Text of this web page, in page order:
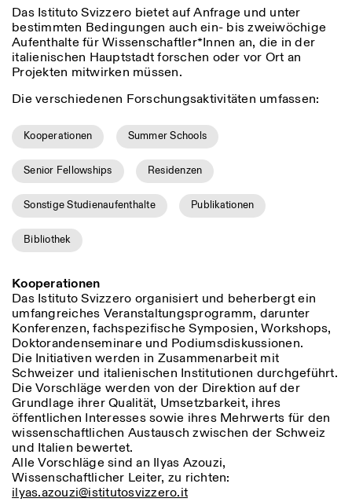
ISTITUTO SVIZZERO
MAILAND
Sede di Milano
ÖFFNUNGSZEITEN DER
AUSSTELLUNG:
I’ll miss you when I scroll
away
Montag/Freitag: 11:00–
17:00
Donnerstag: 11:00–20:00
Samstag: 14:00–18:00
Sonntag: geschlossen
Das Istituto Svizzero bietet auf Anfrage und unter
bestimmten Bedingungen auch ein- bis zweiwöchige
Aufenthalte für Wissenschaftler*Innen an, die in der
italienischen Hauptstadt forschen oder vor Ort an
Projekten mitwirken müssen.
Die verschiedenen Forschungsaktivitäten umfassen:
Kooperationen Summer Schools
Senior Fellowships Residenzen
Sonstige Studienaufenthalte Publikationen
Bibliothek
Kooperationen
Das Istituto Svizzero organisiert und beherbergt ein
umfangreiches Veranstaltungsprogramm, darunter
Konferenzen, fachspezifische Symposien, Workshops,
Doktorandenseminare und Podiumsdiskussionen.
Die Initiativen werden in Zusammenarbeit mit
Schweizer und italienischen Institutionen durchgeführt.
Die Vorschläge werden von der Direktion auf der
Grundlage ihrer Qualität, Umsetzbarkeit, ihres
öffentlichen Interesses sowie ihres Mehrwerts für den
wissenschaftlichen Austausch zwischen der Schweiz
und Italien bewertet.
Alle Vorschläge sind an Ilyas Azouzi,
Wissenschaftlicher Leiter, zu richten:
ilyas.azouzi@istitutosvizzero.it